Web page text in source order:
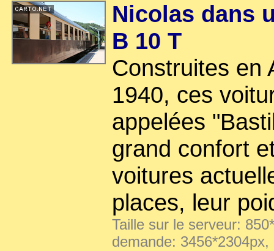
Nicolas dans
B 10 T
Construites en
1940, ces
appelées
grand confort
voitures
places, leur
Taille sur le serveur:
demande: